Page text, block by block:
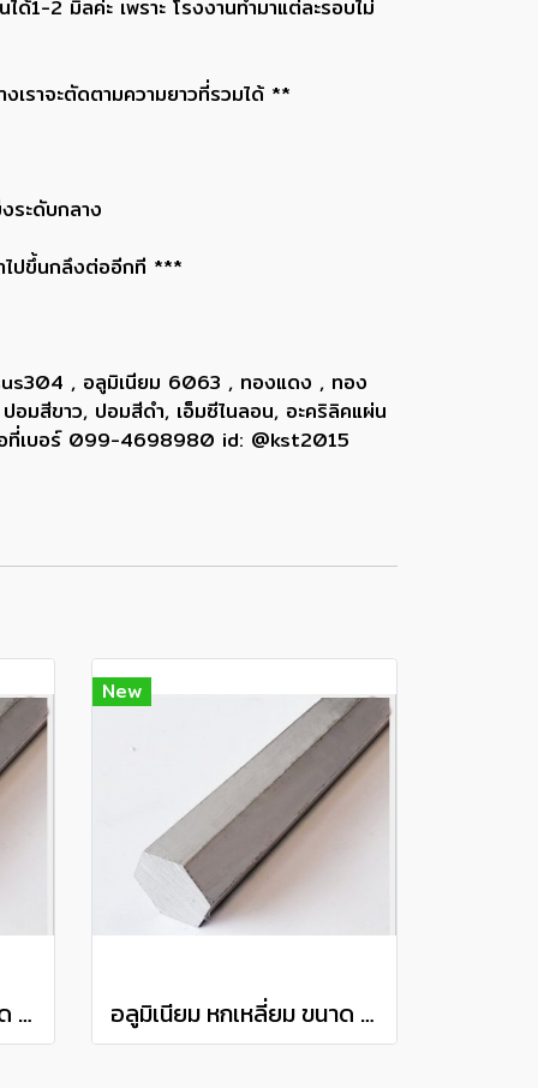
2 มิลค่ะ เพราะ โรงงานทำมาแต่ละรอบไม่
ราจะตัดตามความยาวที่รวมได้ **
ระดับกลาง
ไปขึ้นกลึงต่ออีกที ***
, อลูมิเนียม 6063 , ทองแดง , ทอง
มสีขาว, ปอมสีดำ, เอ็มซีไนลอน, อะคริลิคแผ่น
ต่อที่เบอร์ 099-4698980 id: @kst2015
อลูมิเนียม หกเหลี่ยม ขนาด 1/2" เกรด 6063 Aluminium hexagon barแบ่งขายความยาว 10 เซนติเมตร
New
อลูมิเนียม หกเหลี่ยม ขนาด 2" เกรด 6063 Aluminium hexagon barแบ่งขายความยาว 10 เซนติเมตร